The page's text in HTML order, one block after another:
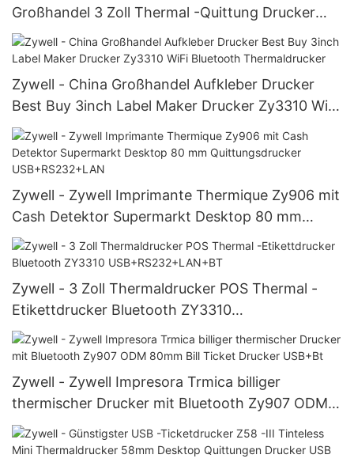
Großhandel 3 Zoll Thermal -Quittung Drucker
Zy906 POS Quittungsdrucker
Zywell - China Großhandel Aufkleber Drucker
Best Buy 3inch Label Maker Drucker Zy3310 WiFi
Bluetooth Thermaldrucker
Zywell - Zywell Imprimante Thermique Zy906 mit
Cash Detektor Supermarkt Desktop 80 mm
Quittungsdrucker USB+RS232+LAN
Zywell - 3 Zoll Thermaldrucker POS Thermal -
Etikettdrucker Bluetooth ZY3310
USB+RS232+LAN+BT
Zywell - Zywell Impresora Trmica billiger
thermischer Drucker mit Bluetooth Zy907 ODM
80mm Bill Ticket Drucker USB+Bt